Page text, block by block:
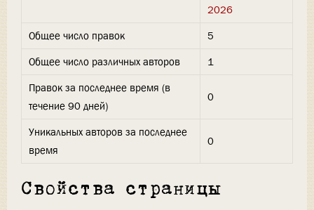
2026
Общее число правок
5
Общее число различных авторов
1
Правок за последнее время (в
течение 90 дней)
0
Уникальных авторов за последнее
время
0
Свойства страницы